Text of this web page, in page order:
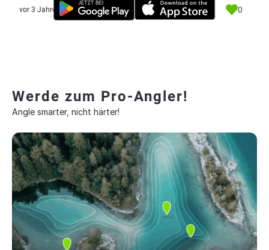
vor 3 Jahre 0
Werde zum Pro-Angler!
Angle smarter, nicht härter!